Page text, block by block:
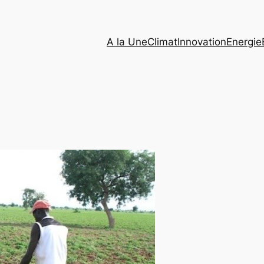
A la UneClimatInnovationEnergie